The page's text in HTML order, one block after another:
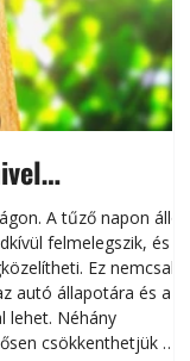
károktól
A tűző napon álló
felmelegszik, és
Ez nemcsak
autó állapotára és a
lehet. Néhány
csökkenthetjük a